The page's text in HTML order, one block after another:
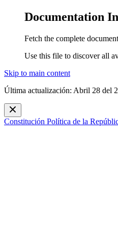
Documentation
Fetch the complete
Use this file to discover all
Skip to main content
Última actualización: Abril 28 del
Constitución Política de la